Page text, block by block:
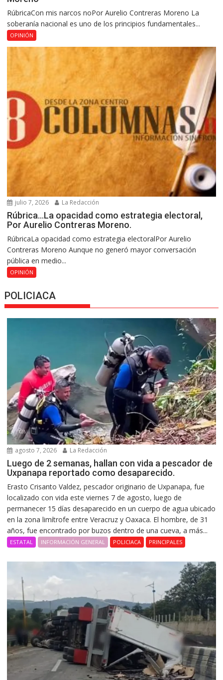
RúbricaCon mis narcos noPor Aurelio Contreras Moreno La
soberanía nacional es uno de los principios fundamentales...
OPINIÓN
julio 7, 2026 La Redacción
Rúbrica…La opacidad como estrategia electoral,
Por Aurelio Contreras Moreno.
RúbricaLa opacidad como estrategia electoralPor Aurelio
Contreras Moreno Aunque no generó mayor conversación
pública en medio...
OPINIÓN
POLICIACA
agosto 7, 2026 La Redacción
Luego de 2 semanas, hallan con vida a pescador de
Uxpanapa reportado como desaparecido.
Erasto Crisanto Valdez, pescador originario de Uxpanapa, fue
localizado con vida este viernes 7 de agosto, luego de
permanecer 15 días desaparecido en un cuerpo de agua ubicado
en la zona limítrofe entre Veracruz y Oaxaca. El hombre, de 31
años, fue encontrado por buzos dentro de una cueva, a más...
ESTATAL INFORMACIÓN GENERAL POLICIACA PRINCIPALES